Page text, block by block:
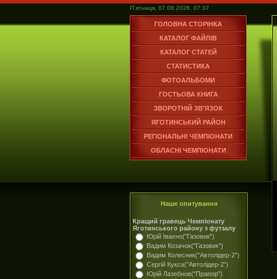
П`ятниця, 07.08.2026, 07:37
ГОЛОВНА СТОРІНКА
КАТАЛОГ ФАЙЛІВ
КАТАЛОГ СТАТЕЙ
СТАТИСТИКА
ФОТОАЛЬБОМИ
ГОСТЬОВА КНИГА
ЗВОРОТНІЙ ЗВ'ЯЗОК
ЯГОТИНСЬКИЙ РАЙОН
РЕГІОНАЛЬНІ ЧЕМПІОНАТИ
ОБЛАСНІ ЧЕМПІОНАТИ
Наше опитування
Кращий гравець Чемпіонату
Яготинського району з футзалу
Юрій Івахно("Газовик")
Вадим Козачок("Газовик")
Вадим Колесник("Автолідер-2")
Сергій Кукса("Автолідер-2")
Юрій Лазебнов("Прапор")